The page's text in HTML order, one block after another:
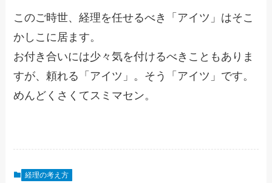
このご時世、経理を任せるべき「アイツ」はそこ
かしこに居ます。
お付き合いには少々気を付けるべきこともありま
すが、頼れる「アイツ」。そう「アイツ」です。
めんどくさくてスミマセン。
経理の考え方